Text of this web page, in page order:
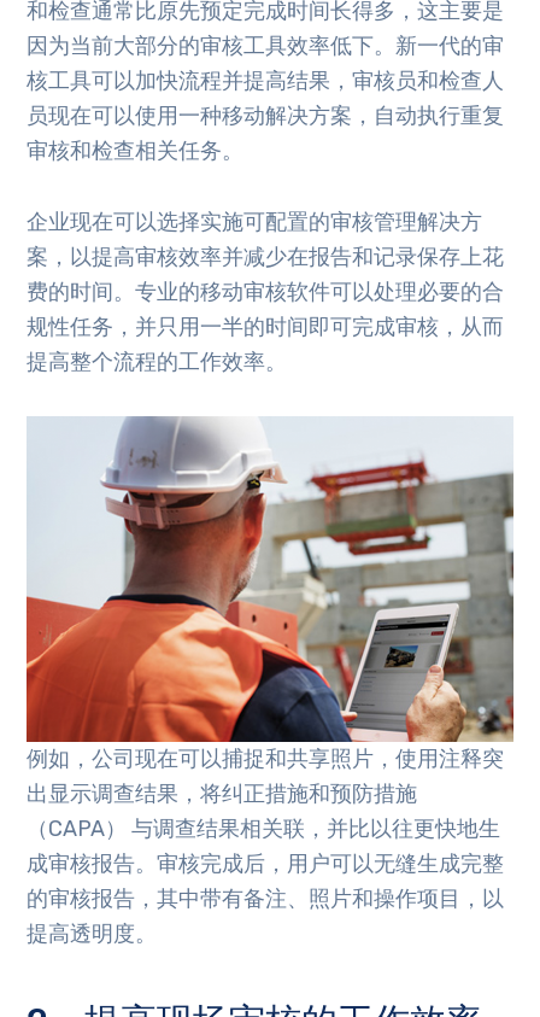
和检查通常比原先预定完成时间长得多，这主要是
因为当前大部分的审核工具效率低下。新一代的审
核工具可以加快流程并提高结果，审核员和检查人
员现在可以使用一种移动解决方案，自动执行重复
审核和检查相关任务。
企业现在可以选择实施可配置的审核管理解决方
案，以提高审核效率并减少在报告和记录保存上花
费的时间。专业的移动审核软件可以处理必要的合
规性任务，并只用一半的时间即可完成审核，从而
提高整个流程的工作效率。
例如，公司现在可以捕捉和共享照片，使用注释突
出显示调查结果，将纠正措施和预防措施
（CAPA） 与调查结果相关联，并比以往更快地生
成审核报告。审核完成后，用户可以无缝生成完整
的审核报告，其中带有备注、照片和操作项目，以
提高透明度。